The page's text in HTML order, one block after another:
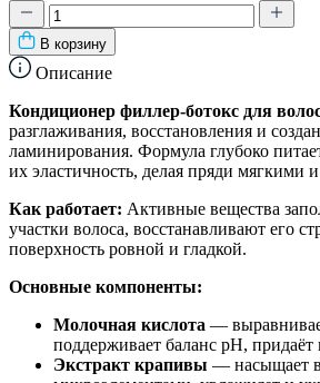
В корзину
Описание
Кондиционер филлер-ботокс для
разглаживания, восстановления и
ламинирования. Формула глубоко
их эластичность, делая пряди мягкими
Как работает: Активные вещества
участки волоса, восстанавливают его
поверхность ровной и гладкой.
Основные компоненты:
Молочная кислота —
поддерживает баланс pH, придаёт
Экстракт крапивы — насыщает